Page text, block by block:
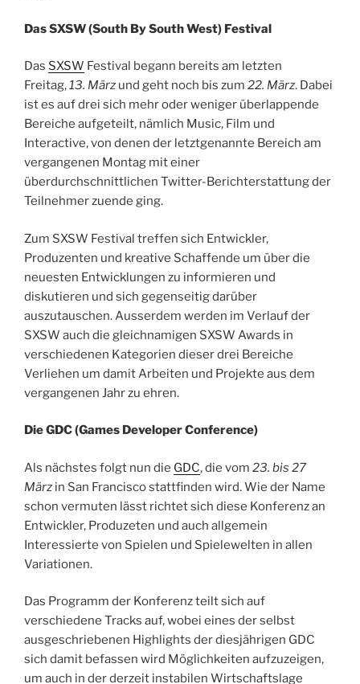
Das SXSW (South By South West) Festival
Das SXSW Festival begann bereits am letzten
Freitag,13. März und geht noch bis zum 22. März. Dabei
ist es auf drei sich mehr oder weniger überlappende
Bereiche aufgeteilt, nämlich Music, Film und
Interactive, von denen der letztgenannte Bereich am
vergangenen Montag mit einer
überdurchschnittlichen Twitter-Berichterstattung der
Teilnehmer zuende ging.
Zum SXSW Festival treffen sich Entwickler,
Produzenten und kreative Schaffende um über die
neuesten Entwicklungen zu informieren und
diskutieren und sich gegenseitig darüber
auszutauschen. Ausserdem werden im Verlauf der
SXSW auch die gleichnamigen SXSW Awards in
verschiedenen Kategorien dieser drei Bereiche
Verliehen um damit Arbeiten und Projekte aus dem
vergangenen Jahr zu ehren.
Die GDC (Games Developer Conference)
Als nächstes folgt nun die GDC, die vom 23. bis 27
März in San Francisco stattfinden wird. Wie der Name
schon vermuten lässt richtet sich diese Konferenz an
Entwickler, Produzeten und auch allgemein
Interessierte von Spielen und Spielewelten in allen
Variationen.
Das Programm der Konferenz teilt sich auf
verschiedene Tracks auf, wobei eines der selbst
ausgeschriebenen Highlights der diesjährigen GDC
sich damit befassen wird Möglichkeiten aufzuzeigen,
um auch in der derzeit instabilen Wirtschaftslage